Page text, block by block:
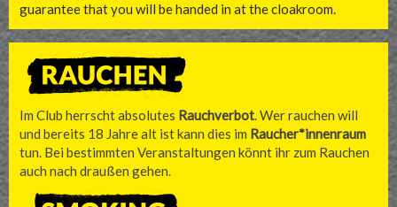
guarantee that you will be handed in at the cloakroom.
Im Club herrscht absolutes Rauchverbot. Wer rauchen will
und bereits 18 Jahre alt ist kann dies im Raucher*innenraum
tun. Bei bestimmten Veranstaltungen könnt ihr zum Rauchen
auch nach draußen gehen.